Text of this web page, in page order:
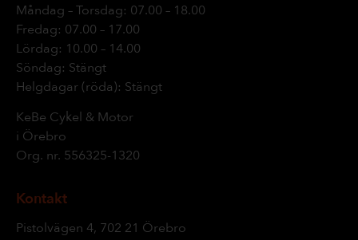
Måndag – Torsdag: 07.00 – 18.00
Fredag: 07.00 – 17.00
Lördag: 10.00 – 14.00
Söndag: Stängt
Helgdagar (röda): Stängt
KeBe Cykel & Motor
i Örebro
Org. nr. 556325-1320
Kontakt
Pistolvägen 4, 702 21 Örebro